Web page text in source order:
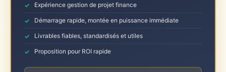
Expérience gestion de projet finance
Démarrage rapide, montée en puissance immédiate
Livrables fiables, standardisés et utiles
Proposition pour ROI rapide